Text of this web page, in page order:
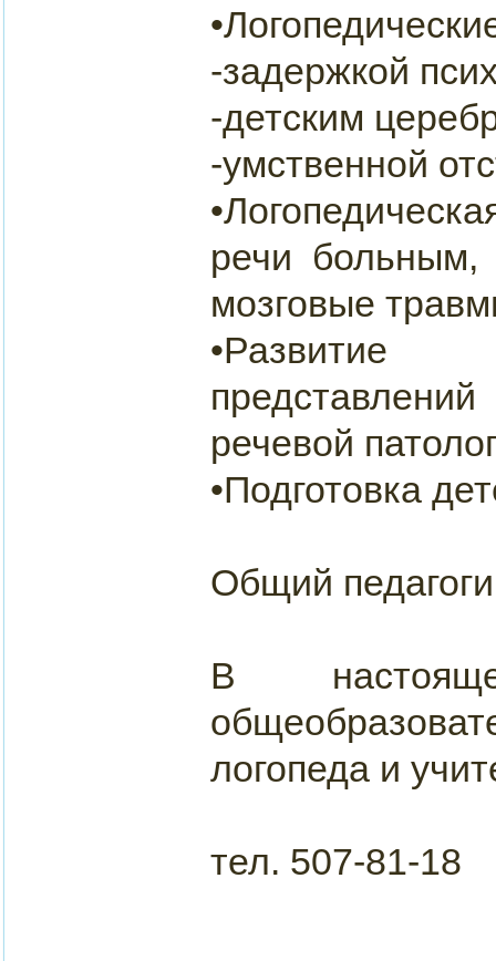
-задержкой
-детским
-умственной
речи больным,
мозговые
•Развитие
речевой
•Подготовка
Общий
В
логопеда и
тел. 507-81-18